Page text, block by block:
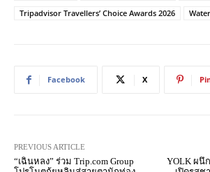
Tripadvisor Travellers’ Choice Awards 2026
Facebook X
PREVIOUS ARTICLE
“เฉินหลง” ร่วม Trip.com Group
YOLK ผนึ